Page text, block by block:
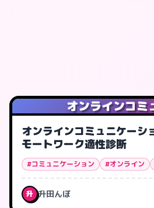
オンラインコミ
オンラインコミュニケーシ
モートワーク適性診断
#コミュニケーション #オンライン
升 升田んぼ